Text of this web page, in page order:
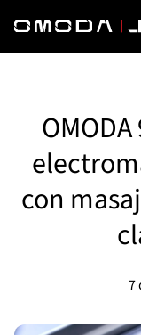
con
7